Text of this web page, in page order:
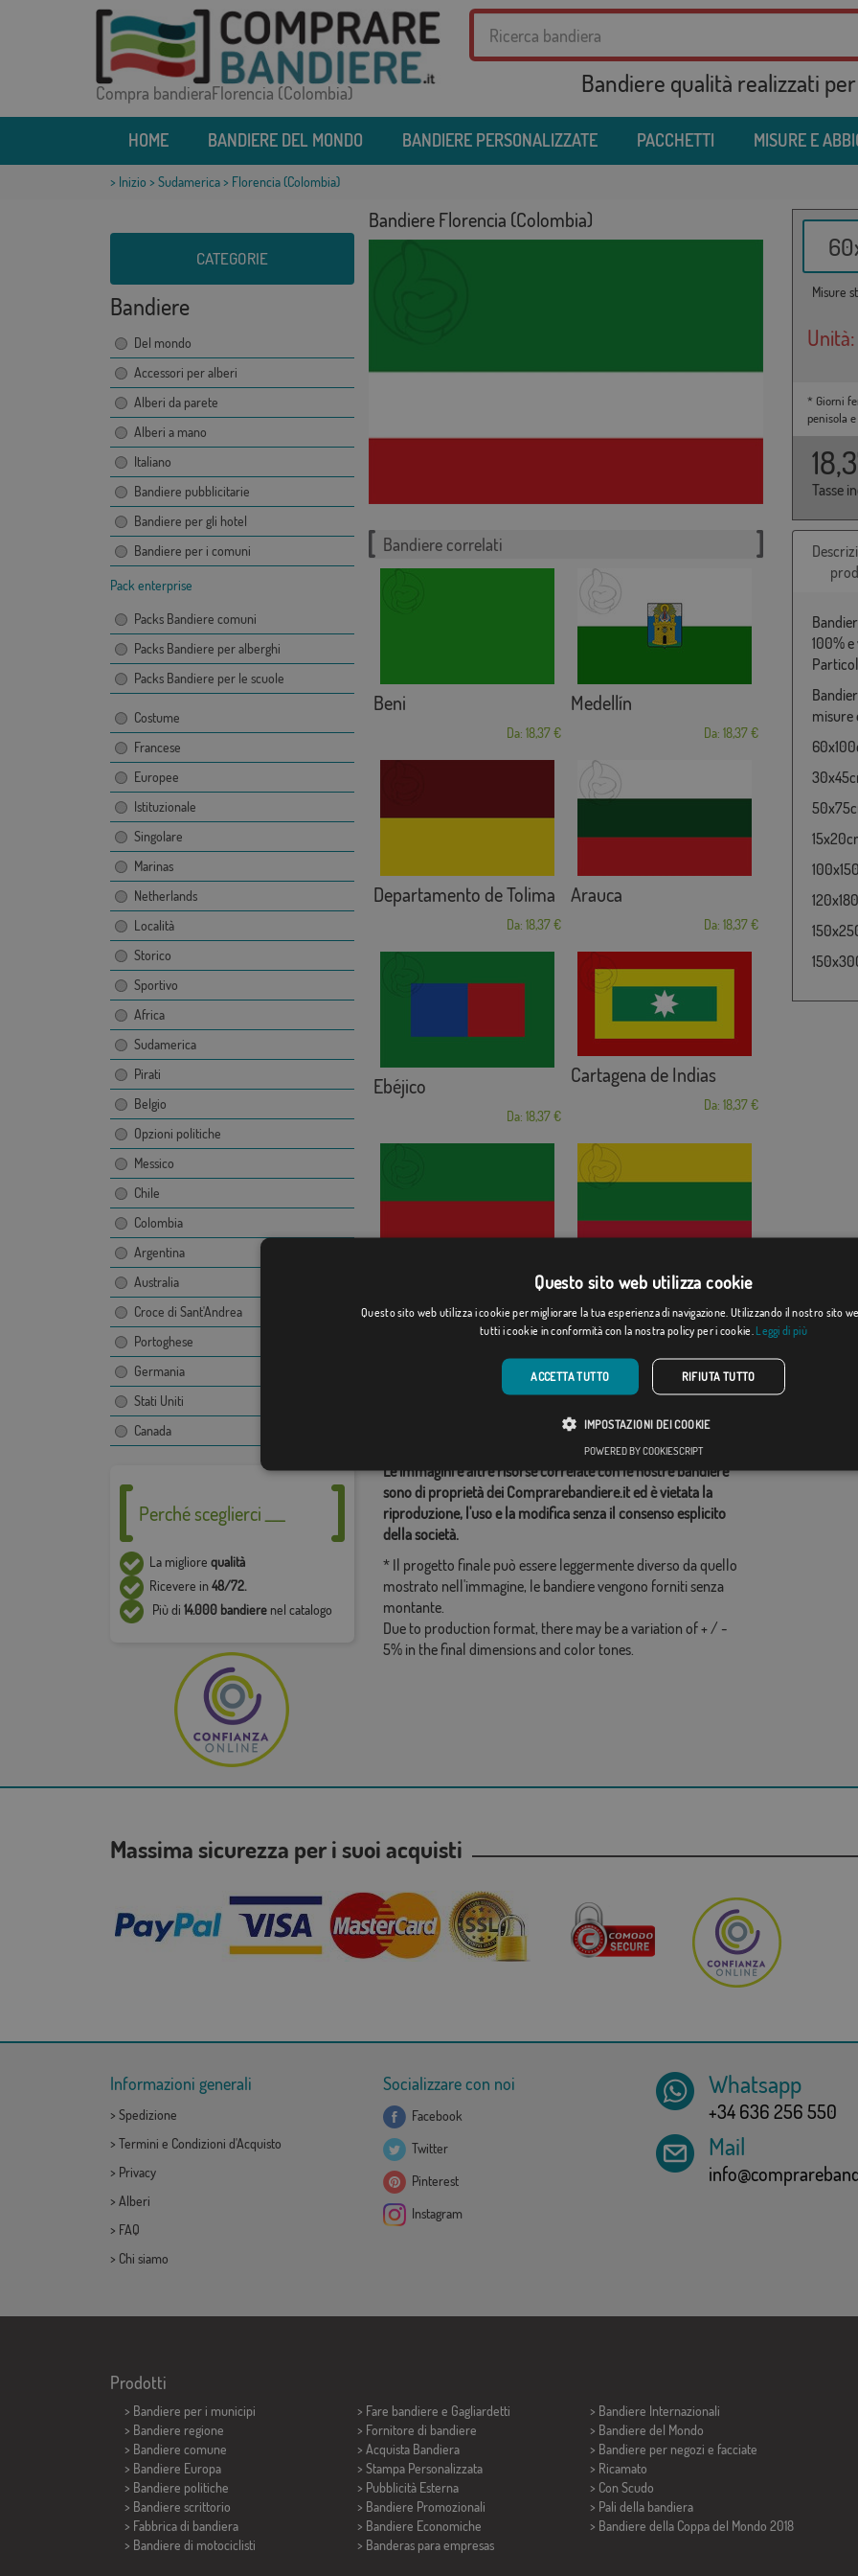
Compra bandieraFlorencia (Colombia) Bandiere qualità realizzati
HOME BANDIERE DEL MONDO BANDIERE PERSONALIZZATE PACCHETTI MISURE E
> Inizio > Sudamerica> Florencia (Colombia)
CATEGORIE
Bandiere
Del mondo
Accessori per alberi
Alberi da parete
Alberi a mano
Italiano
Bandiere pubblicitarie
Bandiere per gli hotel
Bandiere per i comuni
Pack enterprise
Packs Bandiere comuni
Packs Bandiere per alberghi
Packs Bandiere per le scuole
Costume
Francese
Europee
Istituzionale
Singolare
Marinas
Netherlands
Località
Storico
Sportivo
Africa
Sudamerica
Pirati
Belgio
Opzioni politiche
Messico
Chile
Colombia
Argentina
Australia
Croce di Sant'Andrea
Portoghese
Germania
Stati Uniti
Canada
Perché sceglierci ___
La migliore qualità
Ricevere in48/72.
Più di 14.000 bandierenel catalogo
Bandiere Florencia (Colombia)
Misure
Unità:
* Giorni
penisola
Tasse
Bandiere correlati
Beni
Da: 18,37 €
Medellín
Da: 18,37 €
Departamento de Tolima
Da: 18,37 €
Arauca
Da: 18,37 €
Ebéjico
Da: 18,37 €
Cartagena de Indias
Da: 18,37 €
Da: 18,37 €
Argelia de María
Da: 18,37 €
Categorie correlate:
Le immagini e altre risorse correlate con le nostre bandiere
sono di proprietà dei Comprarebandiere.it ed è vietata la
riproduzione, l'uso e la modifica senza il consenso esplicito
della società.
* Il progetto finale può essere leggermente diverso da quello
mostrato nell'immagine, le bandiere vengono forniti senza
montante.
Due to production format, there may be a variation of + / -
5% in the final dimensions and color tones.
100%
misure
Massima sicurezza per i suoi acquisti
Informazioni generali
> Spedizione
> Termini e Condizioni d'Acquisto
> Privacy
> Alberi
> FAQ
> Chi siamo
Socializzare con noi
Facebook
Twitter
Pinterest
Instagram
Whatsapp
+34 636 256 550
Mail
Prodotti
> Bandiere per i municipi
> Bandiere regione
> Bandiere comune
> Bandiere Europa
> Bandiere politiche
> Bandiere scrittorio
> Fabbrica di bandiera
> Bandiere di motociclisti
> Fare bandiere e Gagliardetti
> Fornitore di bandiere
> Acquista Bandiera
> Stampa Personalizzata
> Pubblicità Esterna
> Bandiere Promozionali
> Bandiere Economiche
> Banderas para empresas
> Bandiere Internazionali
> Bandiere del Mondo
> Bandiere per negozi e facciate
> Ricamato
> Con Scudo
> Pali della bandiera
> Bandiere della Coppa del Mondo 2018
Questo sito web utilizza cookie
Questo sito web utilizza i cookie per migliorare la tua esperienza di navigazione. Utilizzando il nostro sito
tutti i cookie in conformità con la nostra policy per i cookie. Leggi di più
ACCETTA TUTTO RIFIUTA TUTTO
IMPOSTAZIONI DEI COOKIE
POWERED BY COOKIESCRIPT